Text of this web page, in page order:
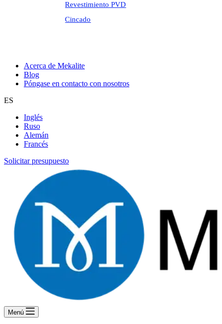
Revestimiento PVD
Cincado
Acerca de Mekalite
Blog
Póngase en contacto con nosotros
ES
Inglés
Ruso
Alemán
Francés
Solicitar presupuesto
Menú